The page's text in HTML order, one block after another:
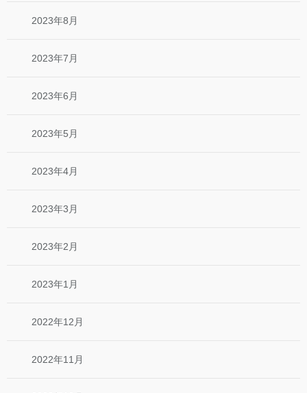
2023年8月
2023年7月
2023年6月
2023年5月
2023年4月
2023年3月
2023年2月
2023年1月
2022年12月
2022年11月